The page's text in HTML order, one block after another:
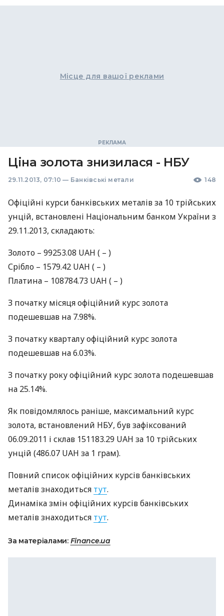
Місце для вашої реклами
Ціна золота знизилася - НБУ
29.11.2013, 07:10 — Банківські метали 148
Офіційні курси банківських металів за 10 трiйських
унцій, встановлені Національним банком України з
29.11.2013, складають:
Золото – 99253.08 UAH ( – )
Срiбло – 1579.42 UAH ( – )
Платина – 108784.73 UAH ( – )
З початку місяця офіційний курс золота
подешевшав на 7.98%.
З початку кварталу офіційний курс золота
подешевшав на 6.03%.
З початку року офіційний курс золота подешевшав
на 25.14%.
Як повідомлялось раніше, максимальний курс
золота, встановлений НБУ, був зафіксований
06.09.2011 і склав 151183.29 UAH за 10 трiйських
унцій (486.07 UAH за 1 грам).
Повний список офіційних курсів банківських
металів знаходиться тут.
Динаміка змін офіційних курсів банківських
металів знаходиться тут.
За матеріалами: Finance.ua